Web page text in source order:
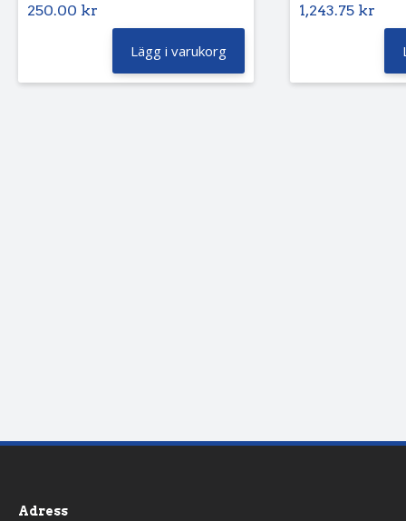
250.00 kr
Lägg i varukorg
1,243.75 kr
Adress